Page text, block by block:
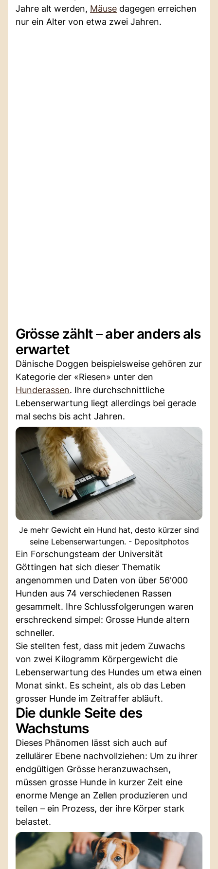
Jahre alt werden, Mäuse dagegen erreichen
nur ein Alter von etwa zwei Jahren.
Grösse zählt – aber anders als
erwartet
Dänische Doggen beispielsweise gehören zur
Kategorie der «Riesen» unter den
Hunderassen. Ihre durchschnittliche
Lebenserwartung liegt allerdings bei gerade
mal sechs bis acht Jahren.
Je mehr Gewicht ein Hund hat, desto kürzer sind
seine Lebenserwartungen. - Depositphotos
Ein Forschungsteam der Universität
Göttingen hat sich dieser Thematik
angenommen und Daten von über 56'000
Hunden aus 74 verschiedenen Rassen
gesammelt. Ihre Schlussfolgerungen waren
erschreckend simpel: Grosse Hunde altern
schneller.
Sie stellten fest, dass mit jedem Zuwachs
von zwei Kilogramm Körpergewicht die
Lebenserwartung des Hundes um etwa einen
Monat sinkt. Es scheint, als ob das Leben
grosser Hunde im Zeitraffer abläuft.
Die dunkle Seite des
Wachstums
Dieses Phänomen lässt sich auch auf
zellulärer Ebene nachvollziehen: Um zu ihrer
endgültigen Grösse heranzuwachsen,
müssen grosse Hunde in kurzer Zeit eine
enorme Menge an Zellen produzieren und
teilen – ein Prozess, der ihre Körper stark
belastet.